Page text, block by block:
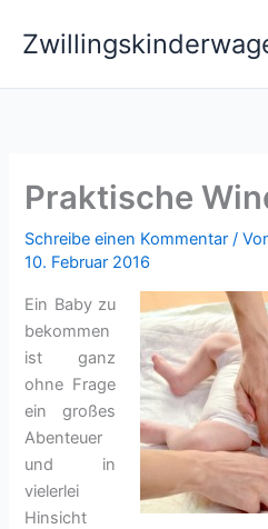
Inhalt
Praktische
Schreibe einen Kommentar /
10. Februar 2016
Ein Baby zu
bekommen
ist ganz
ohne Frage
ein großes
Abenteuer
und in
vielerlei
Hinsicht